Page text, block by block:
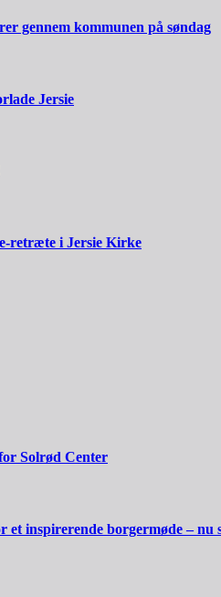
gennem kommunen på søndag
Jersie
retræte i Jersie Kirke
Solrød Center
et inspirerende borgermøde – nu